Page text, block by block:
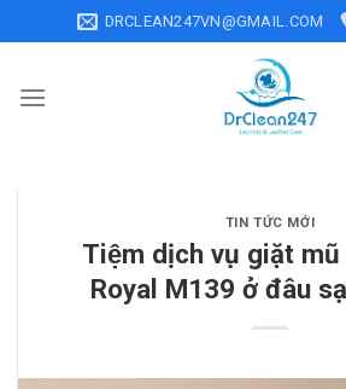
to
DRCLEAN247VN@GMAIL.COM
TIN TỨC MỚI
Tiệm dịch vụ giặt mũ
Royal M139 ở đâu